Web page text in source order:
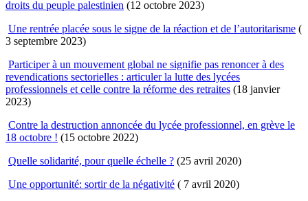
droits du peuple palestinien (12 octobre 2023)
Une rentrée placée sous le signe de la réaction et de l’autoritarisme (
3 septembre 2023)
Participer à un mouvement global ne signifie pas renoncer à des
revendications sectorielles : articuler la lutte des lycées
professionnels et celle contre la réforme des retraites (18 janvier
2023)
Contre la destruction annoncée du lycée professionnel, en grève le
18 octobre ! (15 octobre 2022)
Quelle solidarité, pour quelle échelle ? (25 avril 2020)
Une opportunité: sortir de la négativité ( 7 avril 2020)